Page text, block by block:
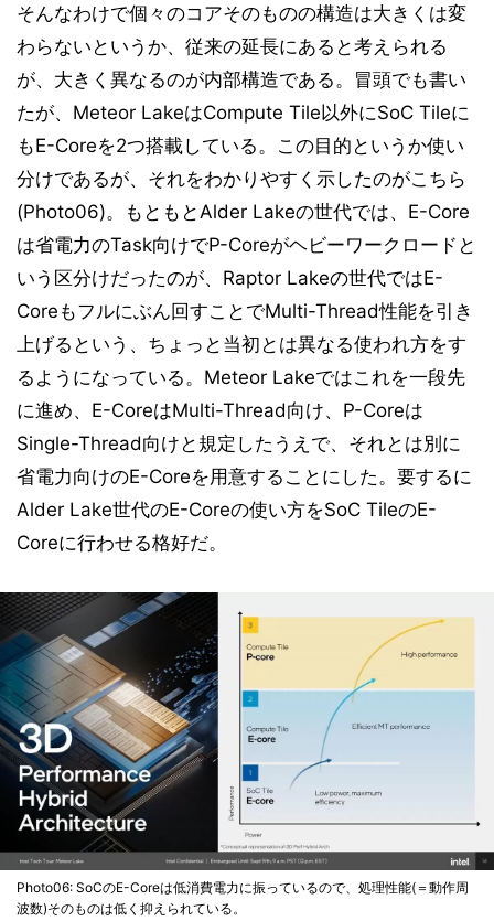
そんなわけで個々のコアそのものの構造は大きくは変
わらないというか、従来の延長にあると考えられる
が、大きく異なるのが内部構造である。冒頭でも書い
たが、Meteor LakeはCompute Tile以外にSoC Tileに
もE-Coreを2つ搭載している。この目的というか使い
分けであるが、それをわかりやすく示したのがこちら
(Photo06)。もともとAlder Lakeの世代では、E-Core
は省電力のTask向けでP-Coreがヘビーワークロードと
いう区分けだったのが、Raptor Lakeの世代ではE-
Coreもフルにぶん回すことでMulti-Thread性能を引き
上げるという、ちょっと当初とは異なる使われ方をす
るようになっている。Meteor Lakeではこれを一段先
に進め、E-CoreはMulti-Thread向け、P-Coreは
Single-Thread向けと規定したうえで、それとは別に
省電力向けのE-Coreを用意することにした。要するに
Alder Lake世代のE-Coreの使い方をSoC TileのE-
Coreに行わせる格好だ。
Photo06: SoCのE-Coreは低消費電力に振っているので、処理性能(＝動作周
波数)そのものは低く抑えられている。